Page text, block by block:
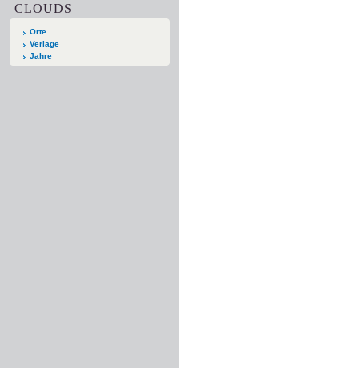
CLOUDS
Orte
Verlage
Jahre